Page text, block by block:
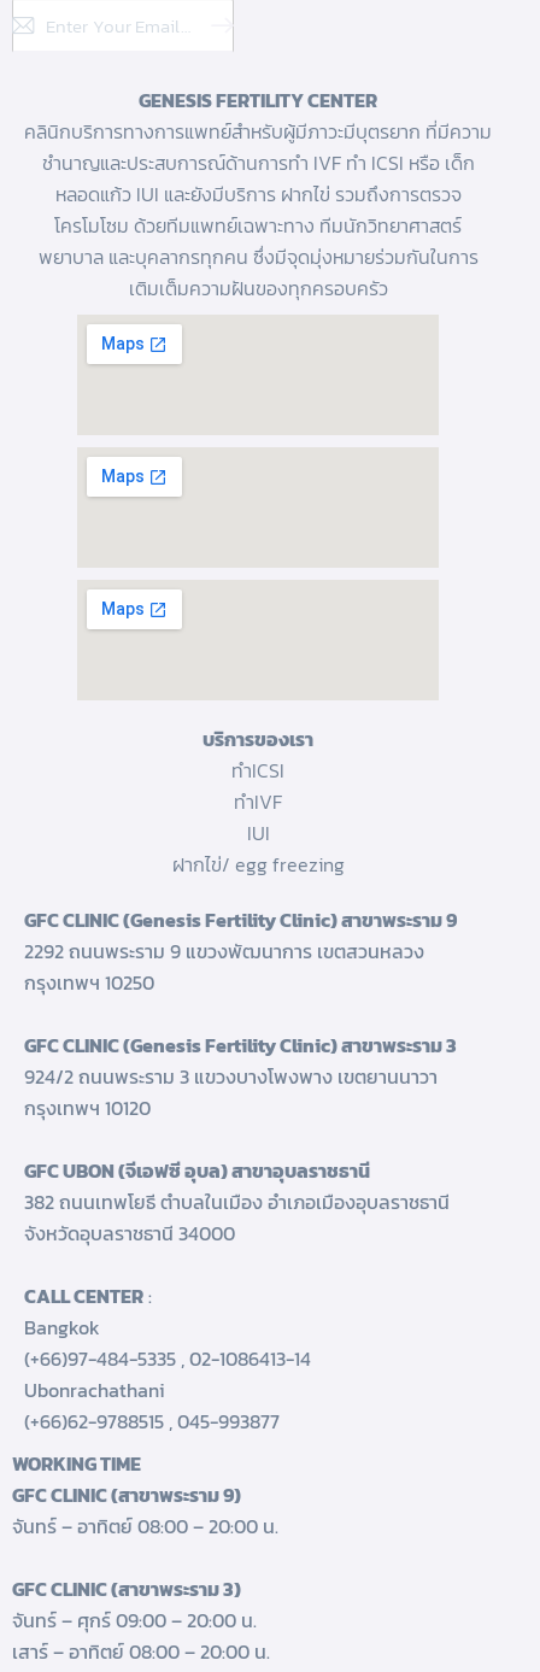
Subscribe
GENESIS FERTILITY CENTER
คลินิกบริการทางการแพทย์สำหรับผู้มีภาวะมีบุตรยาก ที่มีความ
ชำนาญและประสบการณ์ด้านการทํา IVF ทำ ICSI หรือ เด็ก
หลอดแก้วIUI และยังมีบริการ ฝากไข่ รวมถึงการตรวจ
โครโมโซม ด้วยทีมแพทย์เฉพาะทาง ทีมนักวิทยาศาสตร์
พยาบาล และบุคลากรทุกคน ซึ่งมีจุดมุ่งหมายร่วมกันในการ
เติมเต็มความฝันของทุกครอบครัว
บริการของเรา
ทำICSI
ทำIVF
IUI
ฝากไข่/ egg freezing
GFC CLINIC (Genesis Fertility Clinic) สาขาพระราม 9
2292 ถนนพระราม 9 แขวงพัฒนาการ เขตสวนหลวง
กรุงเทพฯ 10250
GFC CLINIC (Genesis Fertility Clinic) สาขาพระราม 3
924/2 ถนนพระราม 3 แขวงบางโพงพาง เขตยานนาวา
กรุงเทพฯ 10120
GFC UBON (จีเอฟซี อุบล) สาขาอุบลราชธานี
382 ถนนเทพโยธี ตำบลในเมือง อำเภอเมืองอุบลราชธานี
จังหวัดอุบลราชธานี 34000
CALL CENTER:
Bangkok
(+66)97-484-5335,02-1086413-14
Ubonrachathani
(+66)62-9788515,045-993877
WORKING TIME
GFC CLINIC (สาขาพระราม 9)
จันทร์ – อาทิตย์ 08:00 – 20:00 น.
GFC CLINIC (สาขาพระราม 3)
จันทร์ – ศุกร์ 09:00 – 20:00 น.
เสาร์ – อาทิตย์ 08:00 – 20:00 น.